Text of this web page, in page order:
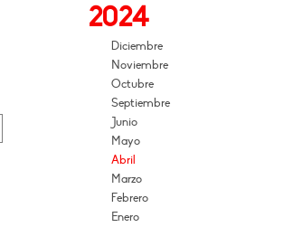
2024
Diciembre
Noviembre
Octubre
Septiembre
Junio
Mayo
Abril
Marzo
Febrero
Enero